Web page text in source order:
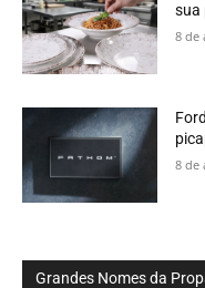
sua
8 de
8 de
Grandes Nomes da